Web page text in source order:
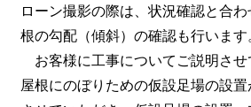
ローン撮影の際は、状況確認と合
根の勾配（傾斜）の確認も行います
お客様に工事についてご説明させ
屋根にのぼりための仮設足場の設